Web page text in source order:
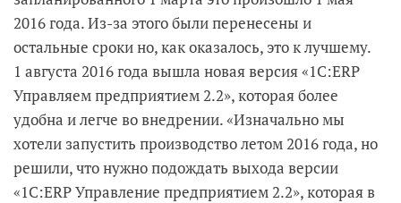
2016 года. Из-за этого были перенесены и
остальные сроки но, как оказалось, это к лучшему.
1 августа 2016 года вышла новая версия «1С:ERP
Управляем предприятием 2.2», которая более
удобна и легче во внедрении. «Изначально мы
хотели запустить производство летом 2016 года, но
решили, что нужно подождать выхода версии
«1С:ERP Управление предприятием 2.2», которая в